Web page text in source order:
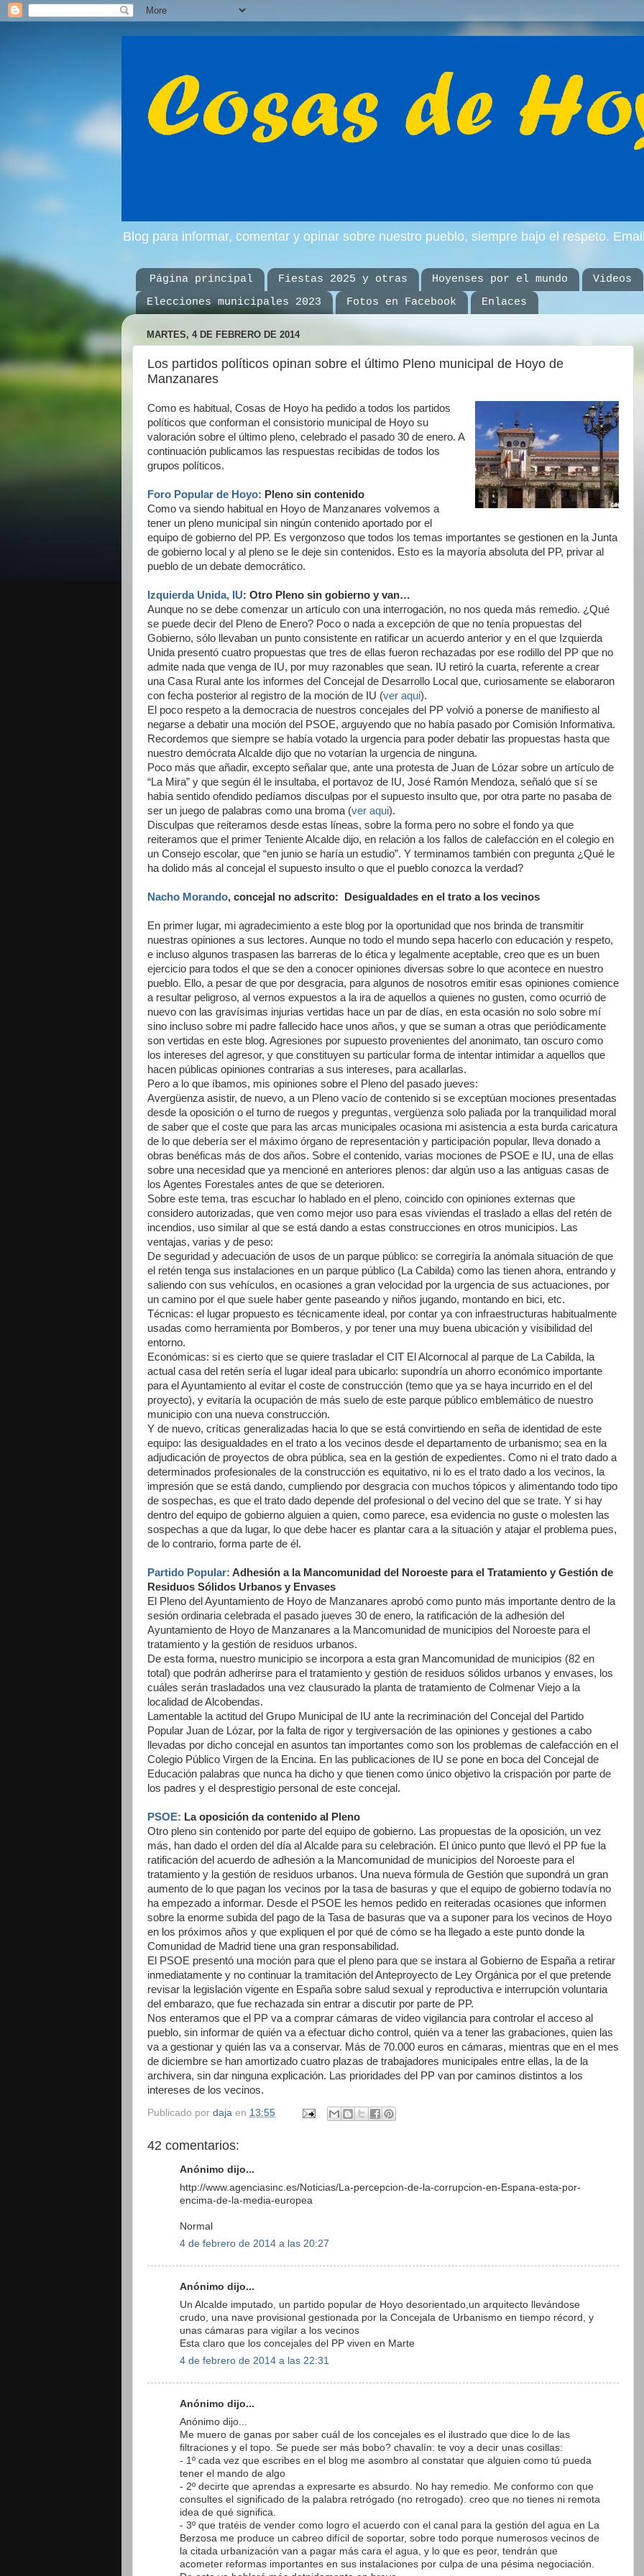
Blog para informar, comentar y opinar sobre nuestro pueblo, siempre bajo el respeto.
Página principal Fiestas 2025 y otras Hoyenses por el mundo
Videos
Elecciones municipales 2023
Fotos en Facebook Enlaces
MARTES, 4 DE FEBRERO DE 2014
Los partidos políticos opinan sobre el último Pleno municipal de Hoyo de
Manzanares
Como es habitual, Cosas de Hoyo ha pedido a todos los partidos
políticos que conforman el consistorio municipal de Hoyo su
valoración sobre el último pleno, celebrado el pasado 30 de enero. A
continuación publicamos las respuestas recibidas de todos los
grupos políticos.
Foro Popular de Hoyo: Pleno sin contenido
Como va siendo habitual en Hoyo de Manzanares volvemos a
tener un pleno municipal sin ningún contenido aportado por el
equipo de gobierno del PP. Es vergonzoso que todos los temas importantes se gestionen en la Junta
de gobierno local y al pleno se le deje sin contenidos. Esto es la mayoría absoluta del PP, privar al
pueblo de un debate democrático.
Izquierda Unida, IU: Otro Pleno sin gobierno y van…
Aunque no se debe comenzar un artículo con una interrogación, no nos queda más remedio. ¿Qué
se puede decir del Pleno de Enero? Poco o nada a excepción de que no tenía propuestas del
Gobierno, sólo llevaban un punto consistente en ratificar un acuerdo anterior y en el que Izquierda
Unida presentó cuatro propuestas que tres de ellas fueron rechazadas por ese rodillo del PP que no
admite nada que venga de IU, por muy razonables que sean. IU retiró la cuarta, referente a crear
una Casa Rural ante los informes del Concejal de Desarrollo Local que, curiosamente se elaboraron
con fecha posterior al registro de la moción de IU (ver aqui).
El poco respeto a la democracia de nuestros concejales del PP volvió a ponerse de manifiesto al
negarse a debatir una moción del PSOE, arguyendo que no había pasado por Comisión Informativa.
Recordemos que siempre se había votado la urgencia para poder debatir las propuestas hasta que
nuestro demócrata Alcalde dijo que no votarían la urgencia de ninguna.
Poco más que añadir, excepto señalar que, ante una protesta de Juan de Lózar sobre un artículo de
“La Mira” y que según él le insultaba, el portavoz de IU, José Ramón Mendoza, señaló que sí se
había sentido ofendido pedíamos disculpas por el supuesto insulto que, por otra parte no pasaba de
ser un juego de palabras como una broma (ver aqui).
Disculpas que reiteramos desde estas líneas, sobre la forma pero no sobre el fondo ya que
reiteramos que el primer Teniente Alcalde dijo, en relación a los fallos de calefacción en el colegio en
un Consejo escolar, que “en junio se haría un estudio”. Y terminamos también con pregunta ¿Qué le
ha dolido más al concejal el supuesto insulto o que el pueblo conozca la verdad?
Nacho Morando, concejal no adscrito: Desigualdades en el trato a los vecinos
En primer lugar, mi agradecimiento a este blog por la oportunidad que nos brinda de transmitir
nuestras opiniones a sus lectores. Aunque no todo el mundo sepa hacerlo con educación y respeto,
e incluso algunos traspasen las barreras de lo ética y legalmente aceptable, creo que es un buen
ejercicio para todos el que se den a conocer opiniones diversas sobre lo que acontece en nuestro
pueblo. Ello, a pesar de que por desgracia, para algunos de nosotros emitir esas opiniones comience
a resultar peligroso, al vernos expuestos a la ira de aquellos a quienes no gusten, como ocurrió de
nuevo con las gravísimas injurias vertidas hace un par de días, en esta ocasión no solo sobre mí
sino incluso sobre mi padre fallecido hace unos años, y que se suman a otras que periódicamente
son vertidas en este blog. Agresiones por supuesto provenientes del anonimato, tan oscuro como
los intereses del agresor, y que constituyen su particular forma de intentar intimidar a aquellos que
hacen públicas opiniones contrarias a sus intereses, para acallarlas.
Pero a lo que íbamos, mis opiniones sobre el Pleno del pasado jueves:
Avergüenza asistir, de nuevo, a un Pleno vacío de contenido si se exceptúan mociones presentadas
desde la oposición o el turno de ruegos y preguntas, vergüenza solo paliada por la tranquilidad moral
de saber que el coste que para las arcas municipales ocasiona mi asistencia a esta burda caricatura
de lo que debería ser el máximo órgano de representación y participación popular, lleva donado a
obras benéficas más de dos años. Sobre el contenido, varias mociones de PSOE e IU, una de ellas
sobre una necesidad que ya mencioné en anteriores plenos: dar algún uso a las antiguas casas de
los Agentes Forestales antes de que se deterioren.
Sobre este tema, tras escuchar lo hablado en el pleno, coincido con opiniones externas que
considero autorizadas, que ven como mejor uso para esas viviendas el traslado a ellas del retén de
incendios, uso similar al que se está dando a estas construcciones en otros municipios. Las
ventajas, varias y de peso:
De seguridad y adecuación de usos de un parque público: se corregiría la anómala situación de que
el retén tenga sus instalaciones en un parque público (La Cabilda) como las tienen ahora, entrando y
saliendo con sus vehículos, en ocasiones a gran velocidad por la urgencia de sus actuaciones, por
un camino por el que suele haber gente paseando y niños jugando, montando en bici, etc.
Técnicas: el lugar propuesto es técnicamente ideal, por contar ya con infraestructuras habitualmente
usadas como herramienta por Bomberos, y por tener una muy buena ubicación y visibilidad del
entorno.
Económicas: si es cierto que se quiere trasladar el CIT El Alcornocal al parque de La Cabilda, la
actual casa del retén sería el lugar ideal para ubicarlo: supondría un ahorro económico importante
para el Ayuntamiento al evitar el coste de construcción (temo que ya se haya incurrido en el del
proyecto), y evitaría la ocupación de más suelo de este parque público emblemático de nuestro
municipio con una nueva construcción.
Y de nuevo, críticas generalizadas hacia lo que se está convirtiendo en seña de identidad de este
equipo: las desigualdades en el trato a los vecinos desde el departamento de urbanismo; sea en la
adjudicación de proyectos de obra pública, sea en la gestión de expedientes. Como ni el trato dado a
determinados profesionales de la construcción es equitativo, ni lo es el trato dado a los vecinos, la
impresión que se está dando, cumpliendo por desgracia con muchos tópicos y alimentando todo tipo
de sospechas, es que el trato dado depende del profesional o del vecino del que se trate. Y si hay
dentro del equipo de gobierno alguien a quien, como parece, esa evidencia no guste o molesten las
sospechas a que da lugar, lo que debe hacer es plantar cara a la situación y atajar el problema pues,
de lo contrario, forma parte de él.
Partido Popular: Adhesión a la Mancomunidad del Noroeste para el Tratamiento y Gestión de
Residuos Sólidos Urbanos y Envases
El Pleno del Ayuntamiento de Hoyo de Manzanares aprobó como punto más importante dentro de la
sesión ordinaria celebrada el pasado jueves 30 de enero, la ratificación de la adhesión del
Ayuntamiento de Hoyo de Manzanares a la Mancomunidad de municipios del Noroeste para el
tratamiento y la gestión de residuos urbanos.
De esta forma, nuestro municipio se incorpora a esta gran Mancomunidad de municipios (82 en
total) que podrán adherirse para el tratamiento y gestión de residuos sólidos urbanos y envases, los
cuáles serán trasladados una vez clausurado la planta de tratamiento de Colmenar Viejo a la
localidad de Alcobendas.
Lamentable la actitud del Grupo Municipal de IU ante la recriminación del Concejal del Partido
Popular Juan de Lózar, por la falta de rigor y tergiversación de las opiniones y gestiones a cabo
llevadas por dicho concejal en asuntos tan importantes como son los problemas de calefacción en el
Colegio Público Virgen de la Encina. En las publicaciones de IU se pone en boca del Concejal de
Educación palabras que nunca ha dicho y que tienen como único objetivo la crispación por parte de
los padres y el desprestigio personal de este concejal.
PSOE: La oposición da contenido al Pleno
Otro pleno sin contenido por parte del equipo de gobierno. Las propuestas de la oposición, un vez
más, han dado el orden del día al Alcalde para su celebración. El único punto que llevó el PP fue la
ratificación del acuerdo de adhesión a la Mancomunidad de municipios del Noroeste para el
tratamiento y la gestión de residuos urbanos. Una nueva fórmula de Gestión que supondrá un gran
aumento de lo que pagan los vecinos por la tasa de basuras y que el equipo de gobierno todavía no
ha empezado a informar. Desde el PSOE les hemos pedido en reiteradas ocasiones que informen
sobre la enorme subida del pago de la Tasa de basuras que va a suponer para los vecinos de Hoyo
en los próximos años y que expliquen el por qué de cómo se ha llegado a este punto donde la
Comunidad de Madrid tiene una gran responsabilidad.
El PSOE presentó una moción para que el pleno para que se instara al Gobierno de España a retirar
inmediatamente y no continuar la tramitación del Anteproyecto de Ley Orgánica por el que pretende
revisar la legislación vigente en España sobre salud sexual y reproductiva e interrupción voluntaria
del embarazo, que fue rechazada sin entrar a discutir por parte de PP.
Nos enteramos que el PP va a comprar cámaras de video vigilancia para controlar el acceso al
pueblo, sin informar de quién va a efectuar dicho control, quién va a tener las grabaciones, quien las
va a gestionar y quién las va a conservar. Más de 70.000 euros en cámaras, mientras que en el mes
de diciembre se han amortizado cuatro plazas de trabajadores municipales entre ellas, la de la
archivera, sin dar ninguna explicación. Las prioridades del PP van por caminos distintos a los
intereses de los vecinos.
Publicado por daja en 13:55
42 comentarios:
Anónimo dijo...
http://www.agenciasinc.es/Noticias/La-percepcion-de-la-corrupcion-en-Espana-esta-por-
encima-de-la-media-europea
Normal
4 de febrero de 2014 a las 20:27
Anónimo dijo...
Un Alcalde imputado, un partido popular de Hoyo desorientado,un arquitecto llevándose
crudo, una nave provisional gestionada por la Concejala de Urbanismo en tiempo récord, y
unas cámaras para vigilar a los vecinos
Esta claro que los concejales del PP viven en Marte
4 de febrero de 2014 a las 22:31
Anónimo dijo...
Anónimo dijo...
Me muero de ganas por saber cuál de los concejales es el ilustrado que dice lo de las
filtraciones y el topo. Se puede ser más bobo? chavalín: te voy a decir unas cosillas:
- 1º cada vez que escribes en el blog me asombro al constatar que alguien como tú pueda
tener el mando de algo
- 2º decirte que aprendas a expresarte es absurdo. No hay remedio. Me conformo con que
consultes el significado de la palabra retrógado (no retrogado). creo que no tienes ni remota
idea de qué significa.
- 3º que tratéis de vender como logro el acuerdo con el canal para la gestión del agua en La
Berzosa me produce un cabreo difícil de soportar, sobre todo porque numerosos vecinos de
la citada urbanización van a pagar más cara el agua, y lo que es peor, tendrán que
acometer reformas importantes en sus instalaciones por culpa de una pésima negociación.